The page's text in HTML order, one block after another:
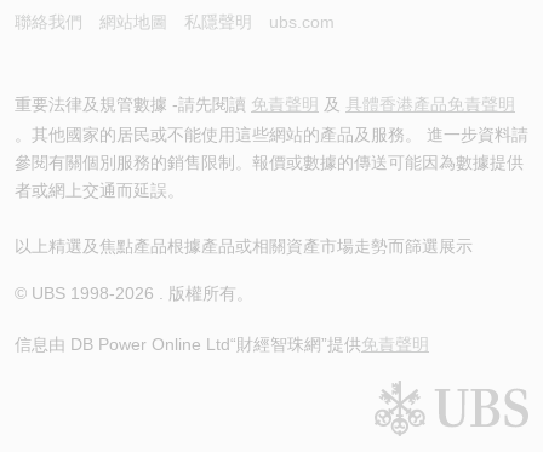
聯絡我們 網站地圖 私隱聲明 ubs.com
重要法律及規管數據 -請先閱讀 免責聲明 及 具體香港產品免責聲明
。其他國家的居民或不能使用這些網站的產品及服務。 進一步資料請
參閱有關個別服務的銷售限制。報價或數據的傳送可能因為數據提供
者或網上交通而延誤。
以上精選及焦點產品根據產品或相關資產市場走勢而篩選展示
© UBS 1998-2026 . 版權所有。
信息由 DB Power Online Ltd“財經智珠網”提供免責聲明